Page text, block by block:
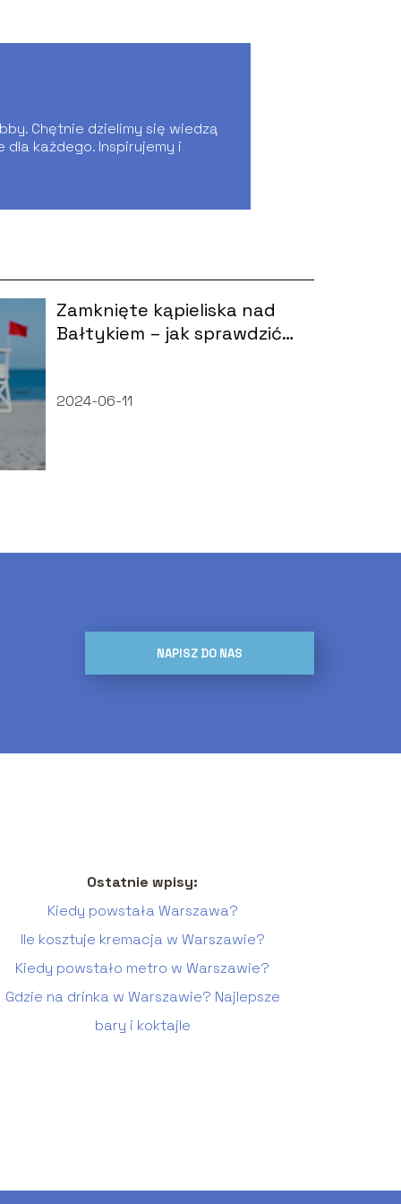
Chętnie dzielimy się wiedzą
każdego. Inspirujemy i
Zamknięte kąpieliska nad
Bałtykiem – jak sprawdzić
2024-06-11
NAPISZ DO NAS
Ostatnie wpisy:
Kiedy powstała Warszawa?
Ile kosztuje kremacja w Warszawie?
Kiedy powstało metro w Warszawie?
Gdzie na drinka w Warszawie? Najlepsze
bary i koktajle